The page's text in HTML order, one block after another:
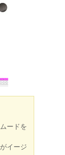
ードを
イージ